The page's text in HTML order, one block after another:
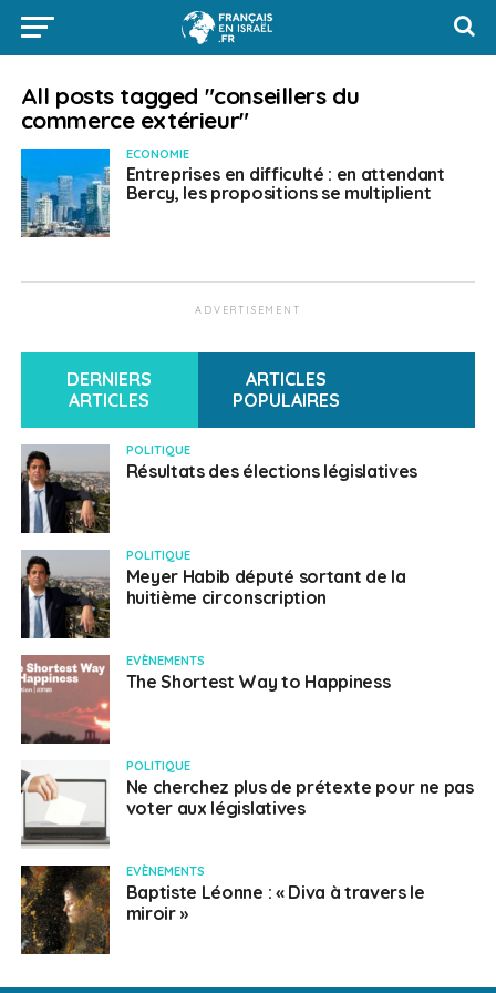
All posts tagged "conseillers du
commerce extérieur"
ECONOMIE
Entreprises en difficulté : en attendant
Bercy, les propositions se multiplient
ADVERTISEMENT
DERNIERS
ARTICLES
ARTICLES
POPULAIRES
POLITIQUE
Résultats des élections législatives
POLITIQUE
Meyer Habib député sortant de la
huitième circonscription
EVÈNEMENTS
The Shortest Way to Happiness
POLITIQUE
Ne cherchez plus de prétexte pour ne pas
voter aux législatives
EVÈNEMENTS
Baptiste Léonne : « Diva à travers le
miroir »